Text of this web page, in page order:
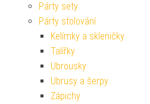
Párty sety
Párty stolování
Kelímky a skleničky
Talířky
Ubrousky
Ubrusy a šerpy
Zápichy